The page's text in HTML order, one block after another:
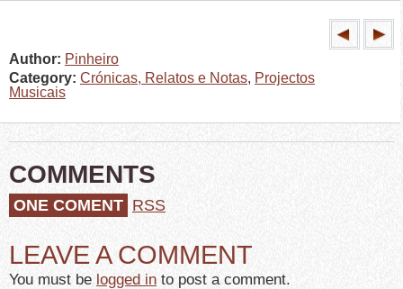
Author: Pinheiro
Category: Crónicas, Relatos e Notas, Projectos
Musicais
COMMENTS
ONE COMENT RSS
LEAVE A COMMENT
You must be logged in to post a comment.